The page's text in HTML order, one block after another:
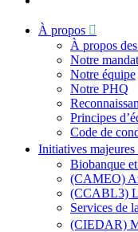
À propos
À propos
Notre mandat
Notre équipe
Notre PHQ
Principes
Code de
Initiatives majeures
Biobanque
(CAMEO)
(CCABL3)
Services de
(CIEDAR)